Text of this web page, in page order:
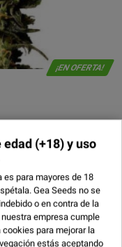
¡EN OFERTA!
3 UNIDADES
10 UNIDADES
25 UNIDADES
100 UNIDADES
edad (+18) y uso
es para mayores de 18
Gea Seeds no se
o en contra de la
empresa cumple
para mejorar la
estás aceptando